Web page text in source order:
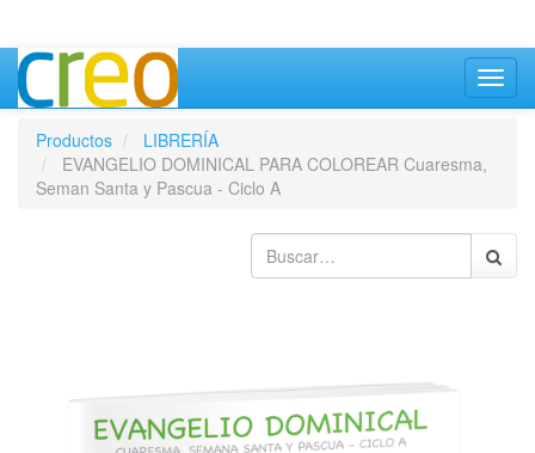
Productos
LIBRERÍA
EVANGELIO DOMINICAL PARA COLOREAR Cuaresma,
Seman Santa y Pascua - Ciclo A